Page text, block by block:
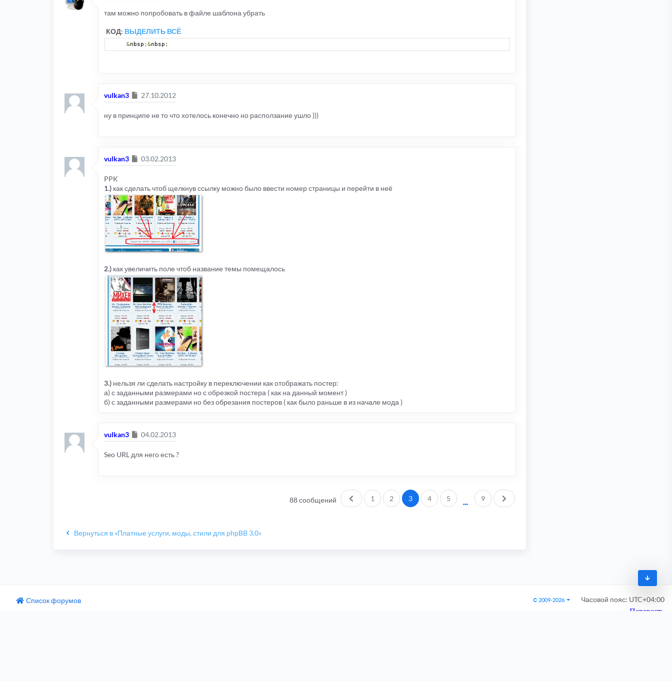
там можно попробовать в файле шаблона убрать
КОД: ВЫДЕЛИТЬ ВСЁ
&nbsp ;&nbsp ;
vulkan3 Сообщение
27.10.2012
ну в принципе не то что хотелось конечно но расползание ушло )))
vulkan3 Сообщение
03.02.2013
PPK
1.) как сделать чтоб щелкнув ссылку можно было ввести номер страницы и перейти в неё
2.) как увеличить поле чтоб название темы помещалось
3.) нельзя ли сделать настройку в переключении как отображать постер:
а) с заданными размерами но с обрезкой постера ( как на данный момент )
б) с заданными размерами но без обрезания постеров ( как было раньше в из начале мода )
vulkan3 Сообщение
04.02.2013
Seo URL для него есть ?
88 сообщений Пред.1 2 3 4 5 9 След.
Вернуться в «Платные услуги, моды, стили для phpBB 3.0»
Список форумов © 2009-2026 Часовой пояс: UTC+04:00